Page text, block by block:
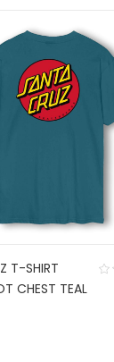
T-SHIRT
CHEST TEAL